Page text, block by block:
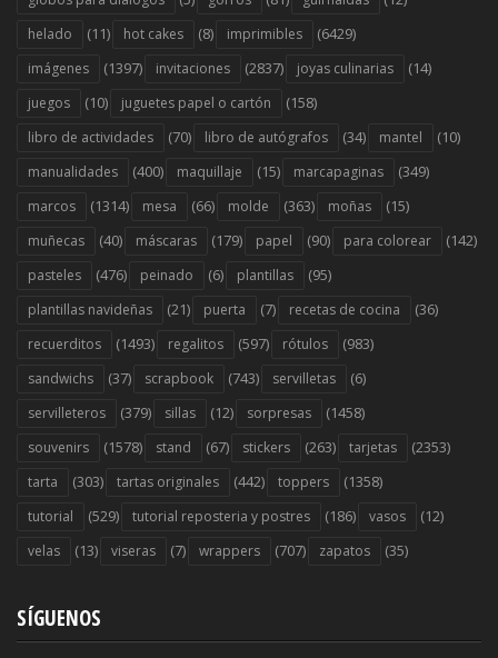
helado (11) hot cakes (8) imprimibles (6429)
imágenes (1397) invitaciones (2837) joyas culinarias (14)
juegos (10) juguetes papel o cartón (158)
libro de actividades (70) libro de autógrafos (34) mantel (10)
manualidades (400) maquillaje (15) marcapaginas (349)
marcos (1314) mesa (66) molde (363) moñas (15)
muñecas (40) máscaras (179) papel (90) para colorear (142)
pasteles (476) peinado (6) plantillas (95)
plantillas navideñas (21) puerta (7) recetas de cocina (36)
recuerditos (1493) regalitos (597) rótulos (983)
sandwichs (37) scrapbook (743) servilletas (6)
servilleteros (379) sillas (12) sorpresas (1458)
souvenirs (1578) stand (67) stickers (263) tarjetas (2353)
tarta (303) tartas originales (442) toppers (1358)
tutorial (529) tutorial reposteria y postres (186) vasos (12)
velas (13) viseras (7) wrappers (707) zapatos (35)
SÍGUENOS